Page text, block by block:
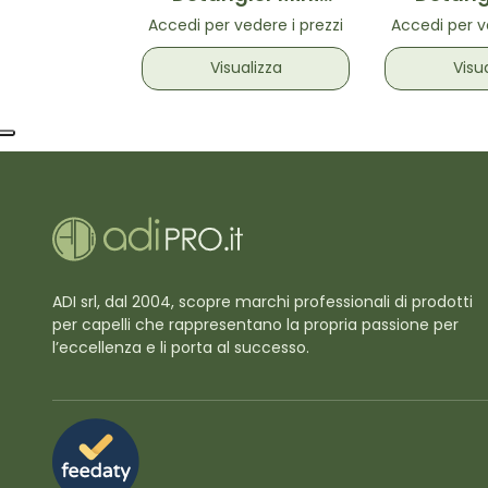
Runway Pink-
Spazzola districante
Mini Fucsia
Accedi per vedere i prezzi
Visualizza
Spazzola
Mini
Accedi per
ADI srl, dal 2004, scopre marchi professionali di prodotti
per capelli che rappresentano la propria passione per
l’eccellenza e li porta al successo.